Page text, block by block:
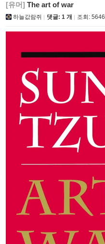
[유머] The art of war
하늘값람쥐 댓글: 1 개 조회: 5646